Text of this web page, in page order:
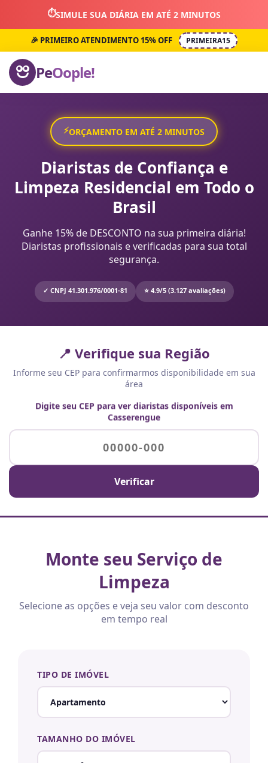
⏱️SIMULE SUA DIÁRIA EM ATÉ 2 MINUTOS
🎉 PRIMEIRO ATENDIMENTO 15% OFF PRIMEIRA15
PeOople!
⚡ORÇAMENTO EM ATÉ 2 MINUTOS
Diaristas de Confiança e
Limpeza Residencial em Todo o
Brasil
Ganhe 15% de DESCONTO na sua primeira diária!
Diaristas profissionais e verificadas para sua total
segurança.
✓ CNPJ 41.301.976/0001-81 ⭐ 4.9/5 (3.127 avaliações)
📍 Verifique sua Região
Informe seu CEP para confirmarmos disponibilidade em sua
área
Digite seu CEP para ver diaristas disponíveis em
Casserengue
Verificar
Monte seu Serviço de
Limpeza
Selecione as opções e veja seu valor com desconto
em tempo real
TIPO DE IMÓVEL
TAMANHO DO IMÓVEL